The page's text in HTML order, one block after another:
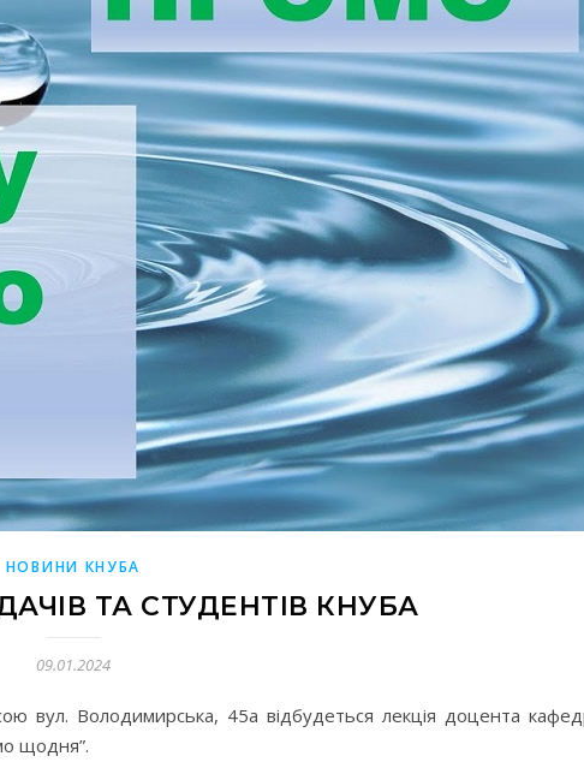
НОВИНИ КНУБА
ТА СТУДЕНТІВ КНУБА
09.01.2024
вул. Володимирська, 45а відбудеться лекція доцента
щодня”.